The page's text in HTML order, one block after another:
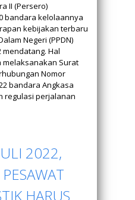
II (Persero)
bandara kelolaannya
kebijakan terbaru
Negeri (PPDN)
mendatang. Hal
Surat
Nomor
bandara Angkasa
regulasi perjalanan
2022,
HARUS